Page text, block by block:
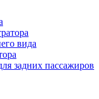
вида
задних пассажиров